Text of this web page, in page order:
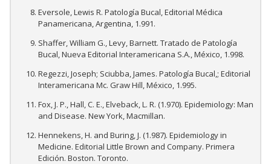
Eversole, Lewis R. Patología Bucal, Editorial Médica
Panamericana, Argentina, 1.991.
Shaffer, William G., Levy, Barnett. Tratado de Patología
Bucal, Nueva Editorial Interamericana S.A., México, 1.998.
Regezzi, Joseph; Sciubba, James. Patología Bucal,; Editorial
Interamericana Mc. Graw Hill, México, 1.995.
Fox, J. P., Hall, C. E., Elveback, L. R. (1.970). Epidemiology: Man
and Disease. New York, Macmillan.
Hennekens, H. and Buring, J. (1.987). Epidemiology in
Medicine. Editorial Little Brown and Company. Primera
Edición. Boston. Toronto.